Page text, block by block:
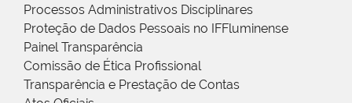
Processos Administrativos Disciplinares
Proteção de Dados Pessoais no IFFluminense
Painel Transparência
Comissão de Ética Profissional
Transparência e Prestação de Contas